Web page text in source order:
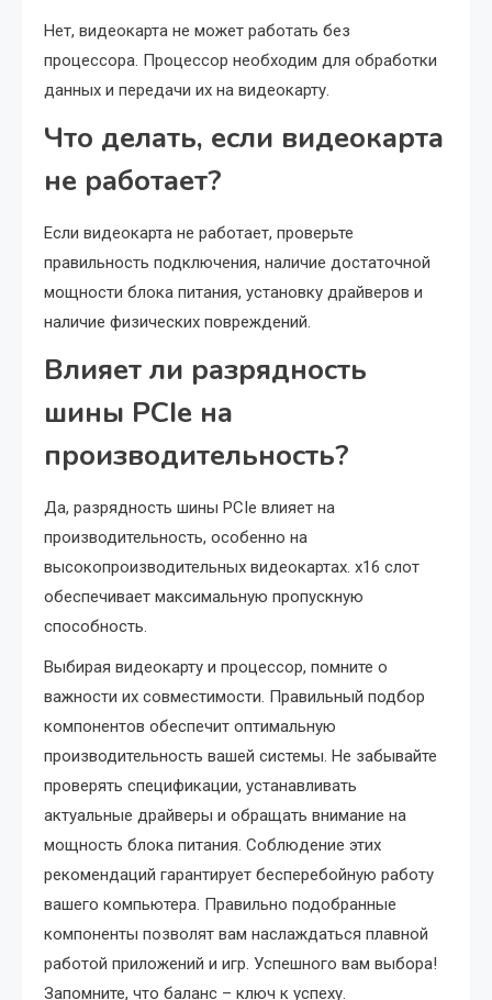
Нет, видеокарта не может работать без
процессора. Процессор необходим для обработки
данных и передачи их на видеокарту.
Что делать, если видеокарта
не работает?
Если видеокарта не работает, проверьте
правильность подключения, наличие достаточной
мощности блока питания, установку драйверов и
наличие физических повреждений.
Влияет ли разрядность
шины PCIe на
производительность?
Да, разрядность шины PCIe влияет на
производительность, особенно на
высокопроизводительных видеокартах. x16 слот
обеспечивает максимальную пропускную
способность.
Выбирая видеокарту и процессор, помните о
важности их совместимости. Правильный подбор
компонентов обеспечит оптимальную
производительность вашей системы. Не забывайте
проверять спецификации, устанавливать
актуальные драйверы и обращать внимание на
мощность блока питания. Соблюдение этих
рекомендаций гарантирует бесперебойную работу
вашего компьютера. Правильно подобранные
компоненты позволят вам наслаждаться плавной
работой приложений и игр. Успешного вам выбора!
Запомните, что баланс – ключ к успеху.